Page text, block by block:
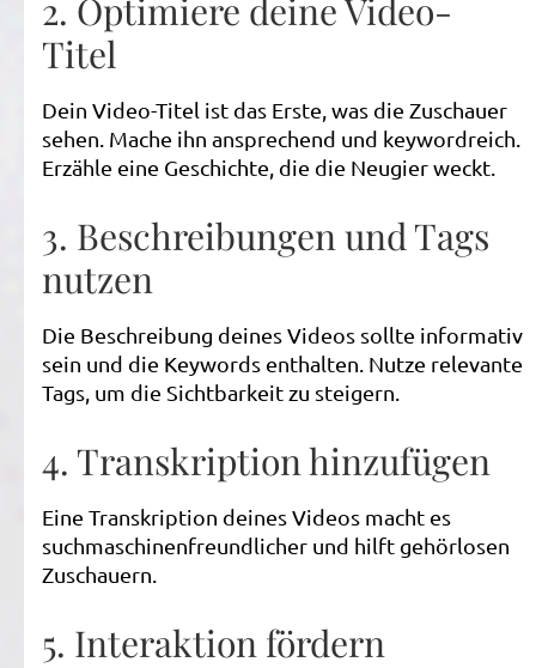
2. Optimiere deine Video-
Titel
Dein Video-Titel ist das Erste, was die Zuschauer
sehen. Mache ihn ansprechend und keywordreich.
Erzähle eine Geschichte, die die Neugier weckt.
3. Beschreibungen und Tags
nutzen
Die Beschreibung deines Videos sollte informativ
sein und die Keywords enthalten. Nutze relevante
Tags, um die Sichtbarkeit zu steigern.
4. Transkription hinzufügen
Eine Transkription deines Videos macht es
suchmaschinenfreundlicher und hilft gehörlosen
Zuschauern.
5. Interaktion fördern